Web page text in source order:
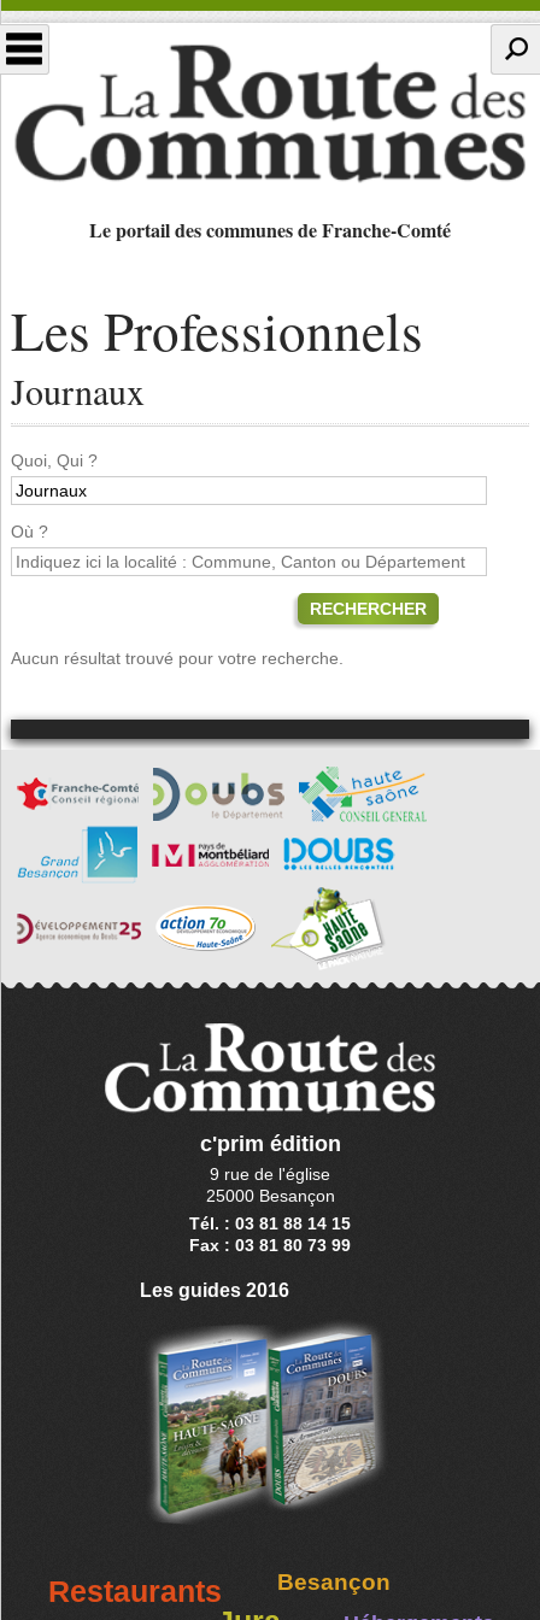
Le portail des communes de Franche-Comté
Les Professionnels
Journaux
Quoi, Qui ?
Où ?
RECHERCHER
Aucun résultat trouvé pour votre recherche.
c'prim édition
9 rue de l'église
25000 Besançon
Tél. : 03 81 88 14 15
Fax : 03 81 80 73 99
Les guides 2016
Restaurants Besançon